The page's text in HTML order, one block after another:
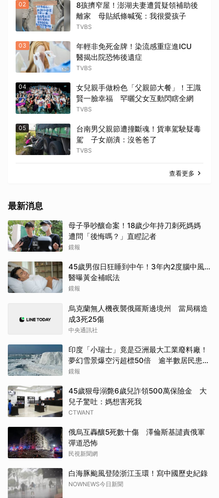
02
8孩擠窄屋！澎湖夫妻遭質疑領補助後
離家 母貼紙條喊冤：我很愛孩子
TVBS
03
年輕非免死金牌！染流感重症進ICU
醫揭出院恐怖後遺症
TVBS
04
女兒親手做粉色「父親節大餐」！王識
賢一臉幸福 罕曬父女互動閃瞎全網
TVBS
05
台南男父親節遭撞斷魂！貨車駕駛疑毒
駕 子女崩潰：沒爸爸了
TVBS
查看更多
最新消息
母子爭吵釀命案！18歲少年持刀刺死媽媽
遭問「後悔嗎？」直瞪記者
鏡報
45歲男假日狂睡到中午！3年內2度腦中風…
醫曝黃金補眠法
鏡報
烏克蘭無人機夜襲俄羅斯邊境州 當局稱造
成3死25傷
中央通訊社
印度「小瑞士」竟是亞洲最大工業廢料廠！
夢幻雪景爆空污超標50倍 逾半數居民患呼
吸道疾病
鏡報
45歲狠母溺斃6歲兒詐領500萬保險金 大
兒子驚吐：媽想害死我
CTWANT
俄烏互轟釀5死數十傷 澤倫斯基譴責俄軍
彈道恐怖
民視新聞網
白海豚颱風登陸浙江玉環！寫中國歷史紀錄
NOWNEWS今日新聞